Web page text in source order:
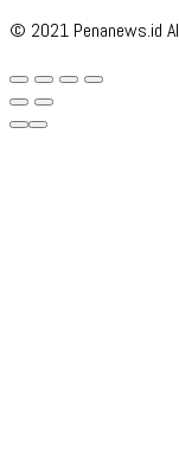
© 2021 Penanews.id